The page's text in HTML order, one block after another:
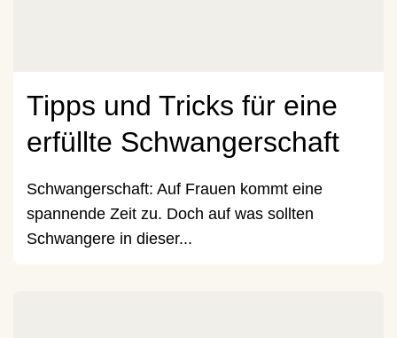
Tipps und Tricks für eine
erfüllte Schwangerschaft
Schwangerschaft: Auf Frauen kommt eine
spannende Zeit zu. Doch auf was sollten
Schwangere in dieser...